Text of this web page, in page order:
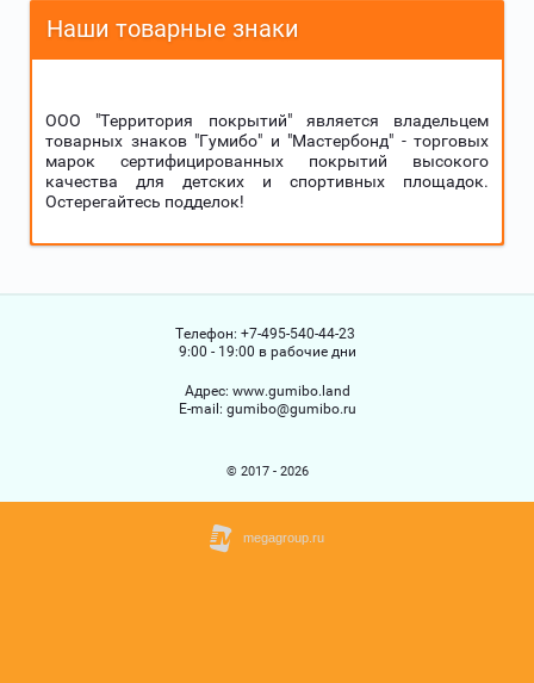
Наши товарные знаки
ООО "Территория покрытий" является владельцем
товарных знаков "Гумибо" и "Мастербонд" - торговых
марок сертифицированных покрытий высокого
качества для детских и спортивных площадок.
Остерегайтесь подделок!
Телефон: +7-495-540-44-23
9:00 - 19:00 в рабочие дни
Адрес: www.gumibo.land
Е-mail: gumibo@gumibo.ru
© 2017 - 2026